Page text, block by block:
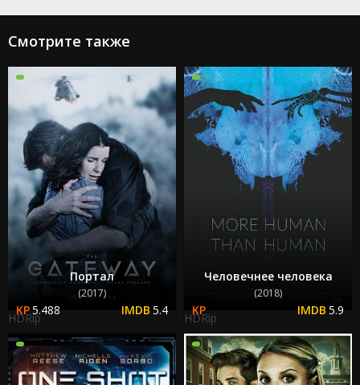
Смотрите также
Портал
(2017)
5.488 5.4
HDRip
Человечнее человека
(2018)
5.9
HDRip